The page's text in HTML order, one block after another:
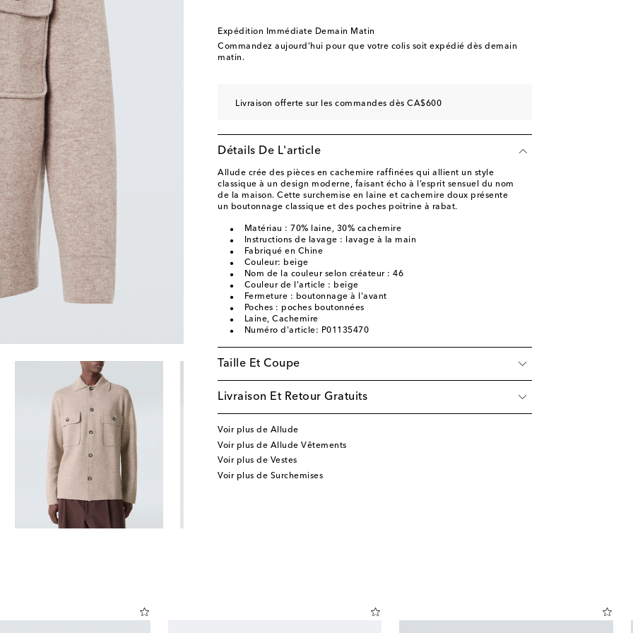
Expédition Immédiate Demain Matin
Commandez aujourd’hui pour que votre colis soit expédié dès demain
matin.
Livraison offerte sur les commandes dès CA$600
Détails De L'article
Allude crée des pièces en cachemire raffinées qui allient un style
classique à un design moderne, faisant écho à l’esprit sensuel du nom
de la maison. Cette surchemise en laine et cachemire doux présente
un boutonnage classique et des poches poitrine à rabat.
Matériau : 70% laine, 30% cachemire
Instructions de lavage : lavage à la main
Fabriqué en Chine
Couleur: beige
Nom de la couleur selon créateur : 46
Couleur de l'article : beige
Fermeture : boutonnage à l'avant
Poches : poches boutonnées
Laine, Cachemire
Numéro d'article: P01135470
Taille Et Coupe
Livraison Et Retour Gratuits
Voir plus de Allude
Voir plus de Allude Vêtements
Voir plus de Vestes
Voir plus de Surchemises